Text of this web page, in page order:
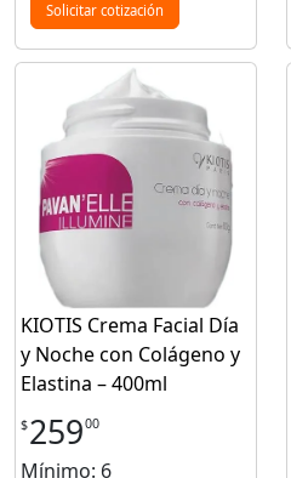
Solicitar cotización
KIOTIS Crema Facial Día
y Noche con Colágeno y
Elastina – 400ml
$25900
Mínimo: 6